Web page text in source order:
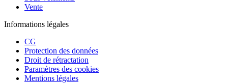
Vente
Informations légales
CG
Protection des données
Droit de rétractation
Paramètres des cookies
Mentions légales